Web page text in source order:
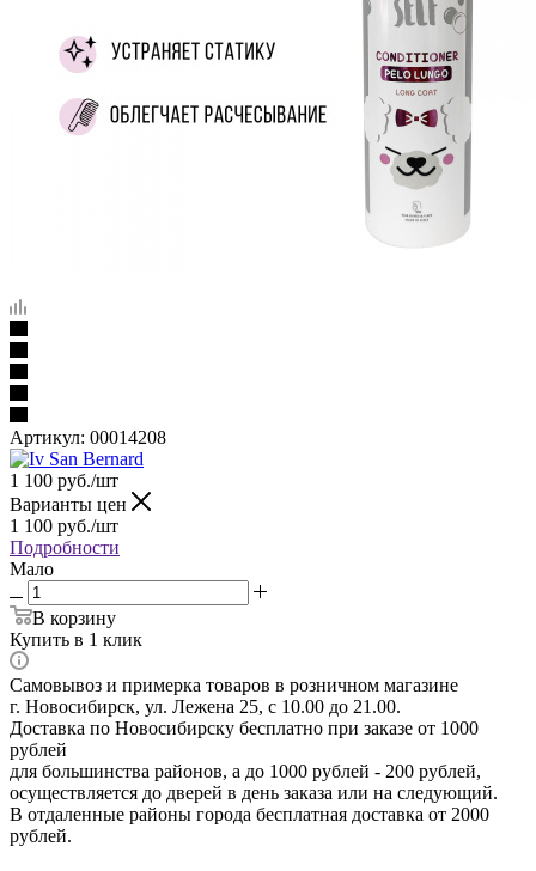
Артикул: 00014208
1 100 руб./шт
Варианты цен
1 100 руб./шт
Подробности
Мало
В корзину
Купить в 1 клик
Самовывоз и примерка товаров в розничном магазине
г. Новосибирск, ул. Лежена 25, с 10.00 до 21.00.
Доставка по Новосибирску бесплатно при заказе от 1000
рублей
для большинства районов, а до 1000 рублей - 200 рублей,
осуществляется до дверей в день заказа или на следующий.
В отдаленные районы города бесплатная доставка от 2000
рублей.